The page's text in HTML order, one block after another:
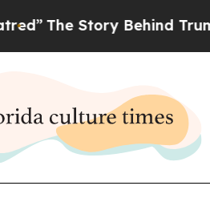
The Story Behind Trump’s